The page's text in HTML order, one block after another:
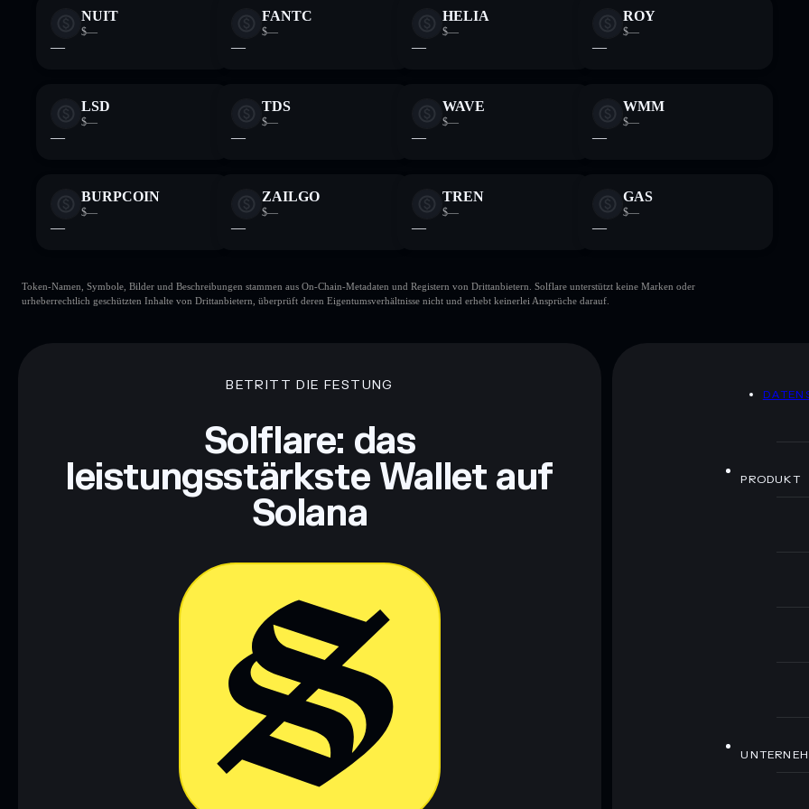
NUIT
$—
—
FANTC
$—
—
HELIA
$—
—
ROY
$—
—
LSD
$—
—
TDS
$—
—
WAVE
$—
—
WMM
$—
—
BURPCOIN
$—
—
ZAILGO
$—
—
TREN
$—
—
GAS
$—
—
Token-Namen, Symbole, Bilder und Beschreibungen stammen aus On-Chain-Metadaten und Registern von Drittanbietern. Solflare unterstützt keine Marken oder
urheberrechtlich geschützten Inhalte von Drittanbietern, überprüft deren Eigentumsverhältnisse nicht und erhebt keinerlei Ansprüche darauf.
BETRITT DIE FESTUNG
Solflare: das
leistungsstärkste Wallet auf
Solana
PRODUKT